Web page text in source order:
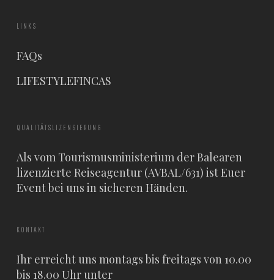
LINKS
FAQs
LIFESTYLEFINCAS
QUALITÄTSLIZENSIERUNG
Als vom Tourismusministerium der Balearen
lizenzierte Reiseagentur (AVBAL/631) ist Euer
Event bei uns in sicheren Händen.
KONTAKT
Ihr erreicht uns montags bis freitags von 10.00
bis 18.00 Uhr unter